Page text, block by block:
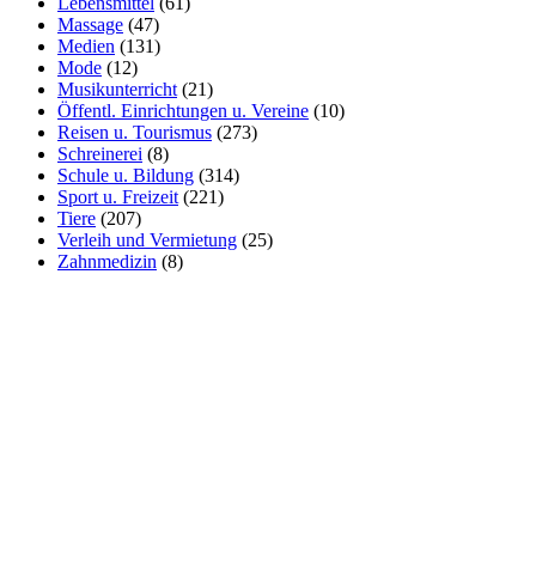
Massage (47)
Medien (131)
Mode (12)
Musikunterricht (21)
Öffentl. Einrichtungen u. Vereine (10)
Reisen u. Tourismus (273)
Schreinerei (8)
Schule u. Bildung (314)
Sport u. Freizeit (221)
Tiere (207)
Verleih und Vermietung (25)
Zahnmedizin (8)